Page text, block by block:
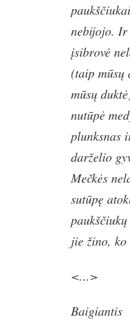
nebijojo.
įsibrovė
(taip mūsų
mūsų
nutūpė
plunksnas
darželio
Mečkės
sutūpę
jie žino, ko
<...>
Baigiantis